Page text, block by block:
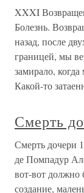
XXXI
Болезнь.
назад, после
границей, мы
замирало,
Какой-то
Смерть
Смерть дочери
де Помпадур
вот-вот должно
создание,